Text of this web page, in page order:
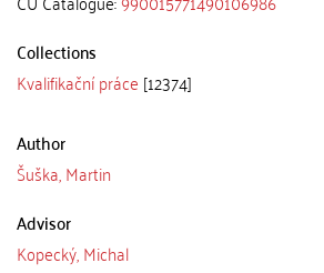
Collections
Kvalifikační práce [12374]
Author
Šuška, Martin
Advisor
Kopecký, Michal